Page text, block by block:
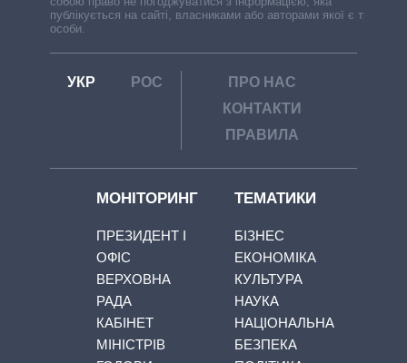
публікується на сайті, власниками або авторами якої є треті
особи.
УКР РОС
ПРО НАС
КОНТАКТИ
ПРАВИЛА
МОНІТОРИНГ
ПРЕЗИДЕНТ І
ОФІС
ВЕРХОВНА
РАДА
КАБІНЕТ
МІНІСТРІВ
ТЕМАТИКИ
БІЗНЕС
ЕКОНОМІКА
КУЛЬТУРА
НАУКА
НАЦІОНАЛЬНА
БЕЗПЕКА